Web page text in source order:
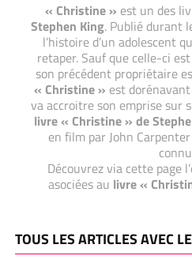
« Christine » est un des
Stephen King. Publié durant
l’histoire d’un adolescent
retaper. Sauf que celle-ci
son précédent propriétaire
« Christine » est
va accroitre son emprise sur
livre « Christine » de
en film par John
Découvrez via cette page
asociées au livre «
TOUS LES ARTICLES AVEC